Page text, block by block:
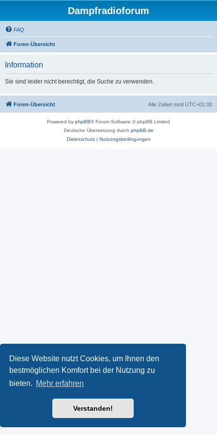
Diese Website nutzt Cookies, um Ihnen den
bestmöglichen Komfort bei der Nutzung zu
bieten. Mehr erfahren
Verstanden!
Dampfradioforum
FAQ
Foren-Übersicht
Information
Sie sind leider nicht berechtigt, die Suche zu verwenden.
Foren-Übersicht Alle Zeiten sind UTC+01:00
Powered by phpBB® Forum Software © phpBB Limited
Deutsche Übersetzung durch phpBB.de
Datenschutz| Nutzungsbedingungen